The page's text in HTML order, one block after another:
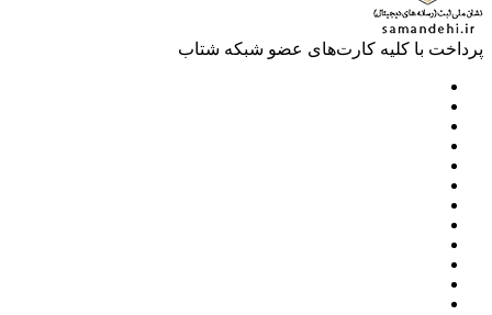
با کلیه کارت‌های عضو شبکه شتاب